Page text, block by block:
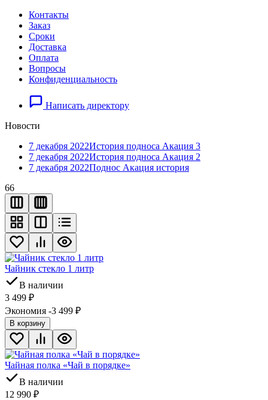
Контакты
Заказ
Cроки
Доставка
Оплата
Вопросы
Конфиденциальность
Написать директору
Новости
7 декабря 2022История подноса Акация 3
7 декабря 2022История подноса Акация 2
7 декабря 2022Поднос Акация история
66
Чайник стекло 1 литр
В наличии
3 499 ₽
Экономия -3 499 ₽
В корзину
Чайная полка «Чай в порядке»
В наличии
12 990 ₽